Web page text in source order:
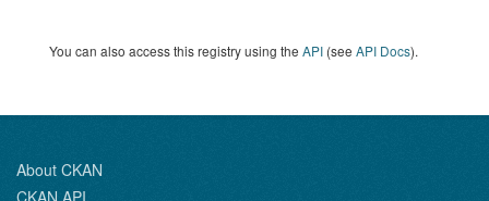
You can also access this registry using the API (see API Docs).
About CKAN
CKAN API